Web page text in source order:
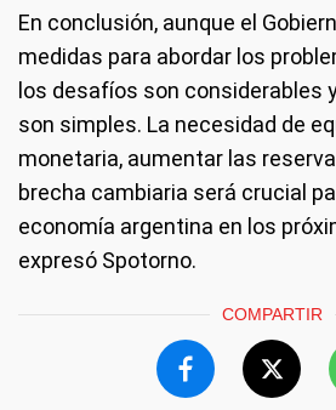
En conclusión, aunque el
medidas para abordar los
los desafíos son considerables
son simples. La necesidad de
monetaria, aumentar las
brecha cambiaria será crucial
economía argentina en los
expresó Spotorno.
COMPARTIR